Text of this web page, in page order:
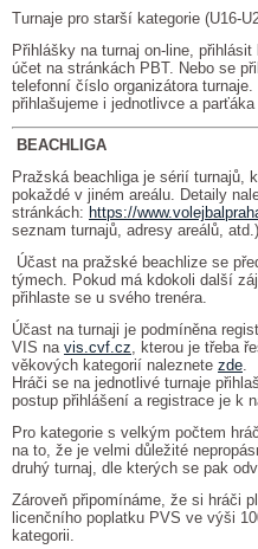
Turnaje pro starší kategorie (U16-
Přihlášky na turnaj on-line,
účet na stránkách PBT. Nebo se
telefonní číslo organizátora
přihlašujeme i jednotlivce a
BEACHLIGA
Pražská beachliga je sérií turnajů,
pokaždé v jiném areálu. Detaily
stránkách: https://
seznam turnajů, adresy areálů, atd.).
Účast na pražské beachlize se
týmech. Pokud má kdokoli další
přihlaste se u svého trenéra.
Účast na turnaji je podmíněna
VIS na vis.cvf.cz , kterou je třeba
věkových kategorií naleznete zde
Hráči se na jednotlivé turnaje
postup přihlášení a registrace je k
Pro kategorie s velkým počtem
na to, že je velmi důležité
druhý turnaj, dle kterých se pak
Zároveň připomínáme, že si hráči
licenčního poplatku PVS ve výši
kategorii.